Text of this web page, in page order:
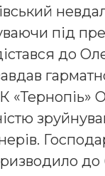
під
до
«Тернопіь»
до